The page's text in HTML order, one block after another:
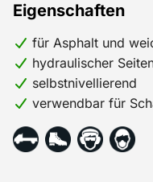
Eigenschaften
für Asphalt und
hydraulischer
selbstnivellierend
verwendbar für